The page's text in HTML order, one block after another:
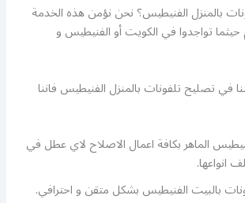
بالمنزل الفنيطيس؟ نحن نؤمن هذه الخدمة
حيثما تواجدوا في الكويت أو الفنيطيس و
في تصليح تلفونات بالمنزل الفنيطيس فاننا
الماهر بكافة اعمال الاصلاح لاي عطل في
انواعها.
بالبيت الفنيطيس بشكل متقن و احترافي.